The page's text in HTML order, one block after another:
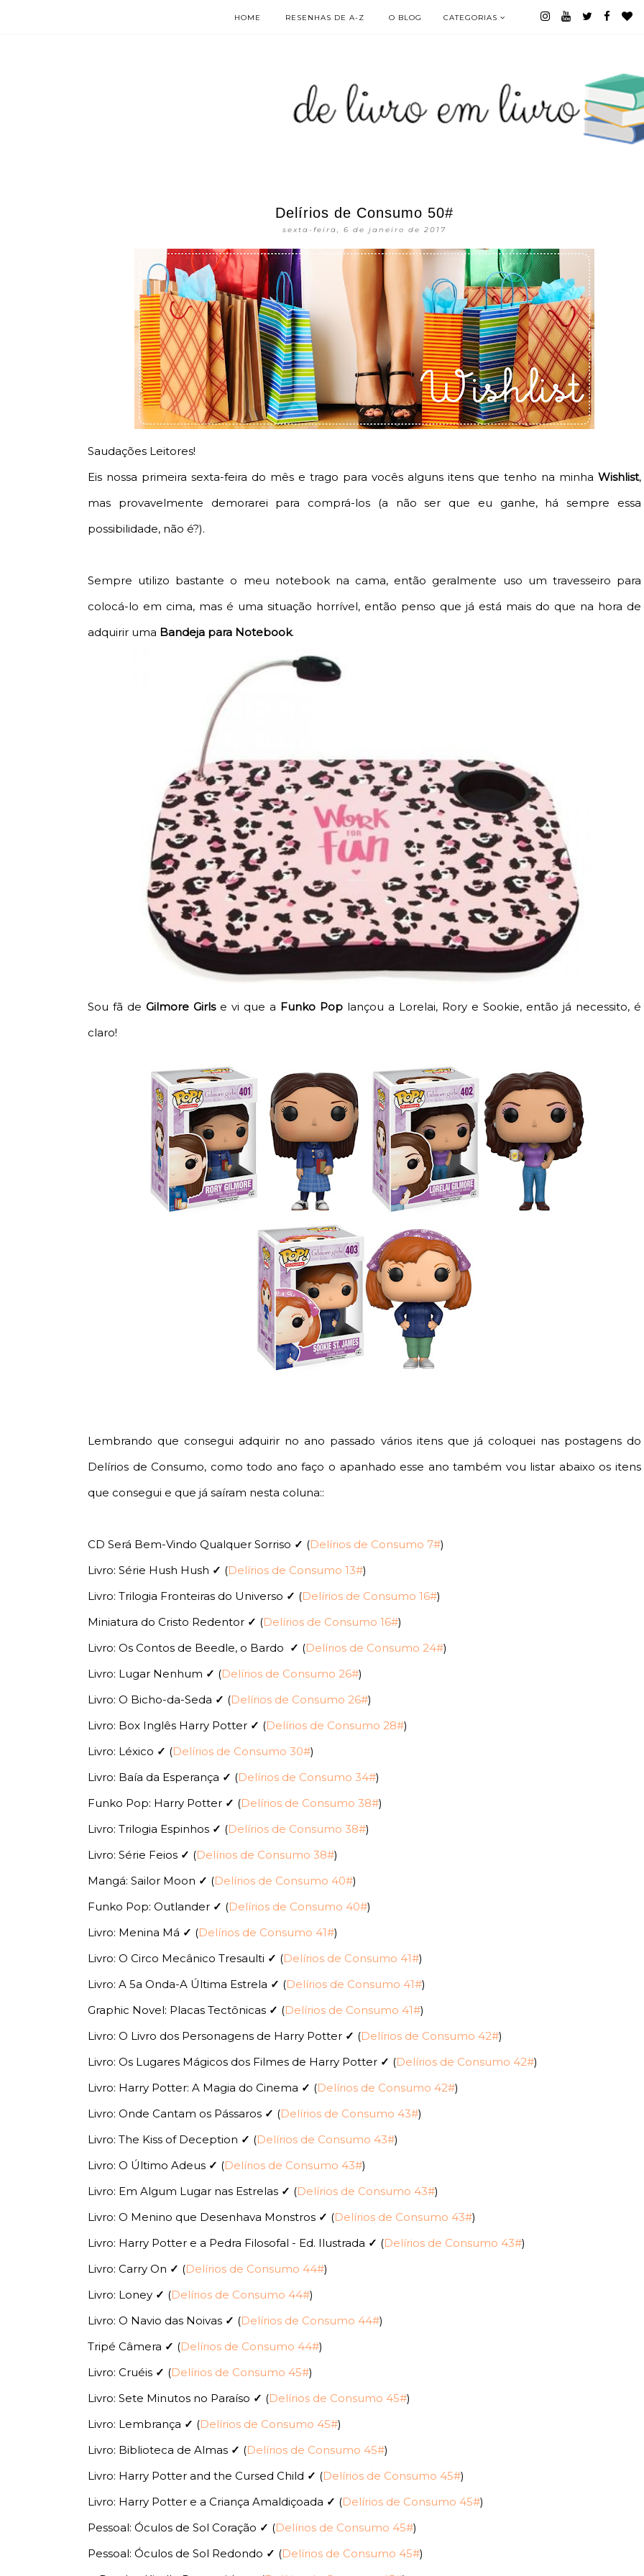
HOME RESENHAS DE A-Z O BLOG CATEGORIAS
Delírios de Consumo 50#
sexta-feira, 6 de janeiro de 2017
Saudações Leitores!
Eis nossa primeira sexta-feira do mês e trago para vocês alguns itens que tenho na minha Wishlist,
mas provavelmente demorarei para comprá-los (a não ser que eu ganhe, há sempre essa
possibilidade, não é?).
Sempre utilizo bastante o meu notebook na cama, então geralmente uso um travesseiro para
colocá-lo em cima, mas é uma situação horrível, então penso que já está mais do que na hora de
adquirir uma Bandeja para Notebook.
Sou fã de Gilmore Girlse vi que a Funko Pop lançou a Lorelai, Rory e Sookie, então já necessito, é
claro!
Lembrando que consegui adquirir no ano passado vários itens que já coloquei nas postagens do
Delírios de Consumo, como todo ano faço o apanhado esse ano também vou listar abaixo os itens
que consegui e que já saíram nesta coluna::
CD Será Bem-Vindo Qualquer Sorriso ✓ (Delírios de Consumo 7#)
Livro: Série Hush Hush ✓ (Delírios de Consumo 13#)
Livro: Trilogia Fronteiras do Universo ✓ (Delírios de Consumo 16#)
Miniatura do Cristo Redentor ✓ (Delírios de Consumo 16#)
Livro: Os Contos de Beedle, o Bardo ✓ (Delírios de Consumo 24#)
Livro: Lugar Nenhum ✓ (Delírios de Consumo 26#)
Livro: O Bicho-da-Seda ✓ (Delírios de Consumo 26#)
Livro: Box Inglês Harry Potter ✓ (Delírios de Consumo 28#)
Livro: Léxico ✓ (Delírios de Consumo 30#)
Livro: Baía da Esperança ✓ (Delírios de Consumo 34#)
Funko Pop: Harry Potter ✓ (Delírios de Consumo 38#)
Livro: Trilogia Espinhos ✓ (Delírios de Consumo 38#)
Livro: Série Feios ✓ (Delírios de Consumo 38#)
Mangá: Sailor Moon ✓ (Delírios de Consumo 40#)
Funko Pop: Outlander ✓ (Delírios de Consumo 40#)
Livro: Menina Má ✓ (Delírios de Consumo 41#)
Livro: O Circo Mecânico Tresaulti ✓ (Delírios de Consumo 41#)
Livro: A 5a Onda-A Última Estrela ✓ (Delírios de Consumo 41#)
Graphic Novel: Placas Tectônicas ✓ (Delírios de Consumo 41#)
Livro: O Livro dos Personagens de Harry Potter ✓ (Delírios de Consumo 42#)
Livro: Os Lugares Mágicos dos Filmes de Harry Potter ✓ (Delírios de Consumo 42#)
Livro: Harry Potter: A Magia do Cinema ✓ (Delírios de Consumo 42#)
Livro: Onde Cantam os Pássaros ✓ (Delírios de Consumo 43#)
Livro: The Kiss of Deception ✓ (Delírios de Consumo 43#)
Livro: O Último Adeus ✓ (Delírios de Consumo 43#)
Livro: Em Algum Lugar nas Estrelas ✓ (Delírios de Consumo 43#)
Livro: O Menino que Desenhava Monstros ✓ (Delírios de Consumo 43#)
Livro: Harry Potter e a Pedra Filosofal - Ed. Ilustrada ✓ (Delírios de Consumo 43#)
Livro: Carry On ✓ (Delírios de Consumo 44#)
Livro: Loney ✓ (Delírios de Consumo 44#)
Livro: O Navio das Noivas ✓ (Delírios de Consumo 44#)
Tripé Câmera ✓ (Delírios de Consumo 44#)
Livro: Cruéis ✓ (Delírios de Consumo 45#)
Livro: Sete Minutos no Paraíso ✓ (Delírios de Consumo 45#)
Livro: Lembrança ✓ (Delírios de Consumo 45#)
Livro: Biblioteca de Almas ✓ (Delírios de Consumo 45#)
Livro: Harry Potter and the Cursed Child ✓ (Delírios de Consumo 45#)
Livro: Harry Potter e a Criança Amaldiçoada ✓ (Delírios de Consumo 45#)
Pessoal: Óculos de Sol Coração ✓ (Delírios de Consumo 45#)
Pessoal: Óculos de Sol Redondo ✓ (Delírios de Consumo 45#)